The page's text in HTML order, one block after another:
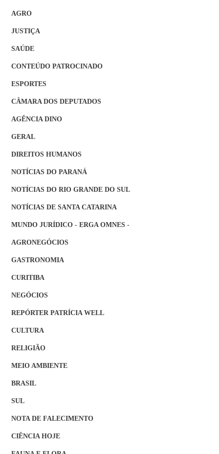
AGRO
JUSTIÇA
SAÚDE
CONTEÚDO PATROCINADO
ESPORTES
CÂMARA DOS DEPUTADOS
AGÊNCIA DINO
GERAL
DIREITOS HUMANOS
NOTÍCIAS DO PARANÁ
NOTÍCIAS DO RIO GRANDE DO SUL
NOTÍCIAS DE SANTA CATARINA
MUNDO JURÍDICO - ERGA OMNES -
AGRONEGÓCIOS
GASTRONOMIA
CURITIBA
NEGÓCIOS
REPÓRTER PATRÍCIA WELL
CULTURA
RELIGIÃO
MEIO AMBIENTE
BRASIL
SUL
NOTA DE FALECIMENTO
CIÊNCIA HOJE